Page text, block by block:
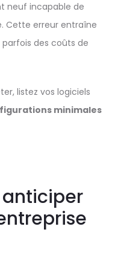
neuf incapable de
Cette erreur entraîne
des coûts de
listez vos logiciels
minimales
anticiper